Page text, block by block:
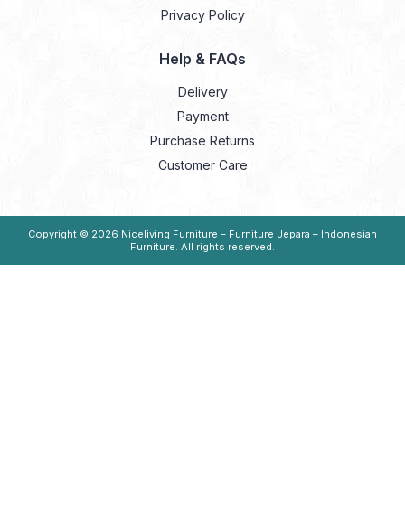
Privacy Policy
Help & FAQs
Delivery
Payment
Purchase Returns
Customer Care
Copyright © 2026 Niceliving Furniture – Furniture Jepara – Indonesian
Furniture. All rights reserved.